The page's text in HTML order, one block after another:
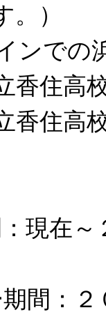
）
ンでの
香住高
香住高
現在
間：